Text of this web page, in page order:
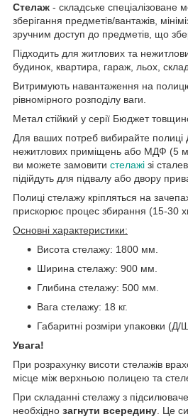
Стелаж - складське спеціалізоване
зберігання предметів/вантажів,
зручним доступ до предметів, що
Підходить для житлових та
будинок, квартира, гараж, льох,
Витримують навантаження на
рівномірного розподілу ваги.
Метал стійкий у серії Бюджет
Для ваших потреб вибирайте
нежитлових приміщень або МДФ (5
ви можете замовити стелажі зі
підійдуть для підвалу або двору
Полиці стелажу кріпляться на
прискорює процес збирання (15-30
Основні характеристики:
Висота стелажу: 1800 мм.
Ширина стелажу: 900 мм.
Глибина стелажу: 500 мм.
Вага стелажу: 18 кг.
Габаритні розміри упаковки
Увага!
При розрахунку висоти стелажів
місце між верхньою полицею та
При складанні стелажу з
необхідно загнути всередину . Це